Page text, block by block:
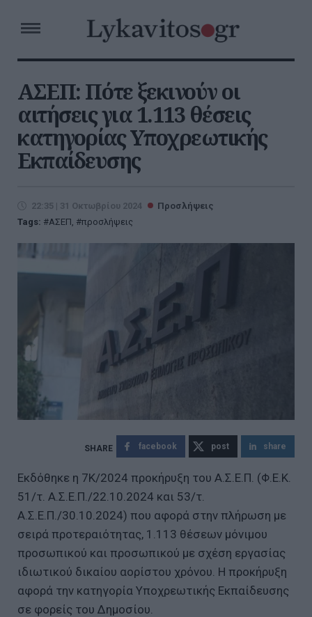
ΑΣΕΠ: Πότε ξεκινούν οι
αιτήσεις για 1.113 θέσεις
κατηγορίας Υποχρεωτικής
Εκπαίδευσης
22:35 | 31 Οκτωβρίου 2024
Προσλήψεις
Tags:
ΑΣΕΠ, προσλήψεις
facebook post share
Εκδόθηκε η 7Κ/2024 προκήρυξη του Α.Σ.Ε.Π. (Φ.Ε.Κ.
51/τ. Α.Σ.Ε.Π./22.10.2024 και 53/τ.
Α.Σ.Ε.Π./30.10.2024) που αφορά στην πλήρωση με
σειρά προτεραιότητας, 1.113 θέσεων μόνιμου
προσωπικού και προσωπικού με σχέση εργασίας
ιδιωτικού δικαίου αορίστου χρόνου. Η προκήρυξη
αφορά την κατηγορία Υποχρεωτικής Εκπαίδευσης
σε φορείς του Δημοσίου.